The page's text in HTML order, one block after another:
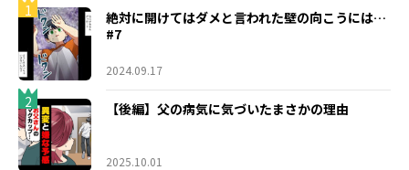
1
絶対に開けてはダメと言われた壁の向こうには…
#7
2024.09.17
2 【後編】父の病気に気づいたまさかの理由
2025.10.01